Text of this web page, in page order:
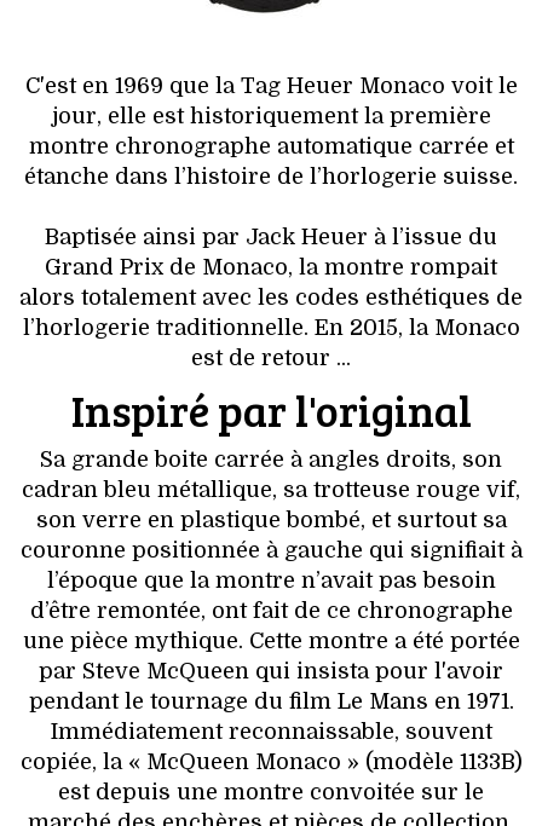
VOYAGES & LOISIRS
C'est en 1969 que la Tag Heuer Monaco voit le
jour, elle est historiquement la première
montre chronographe automatique carrée et
étanche dans l’histoire de l’horlogerie suisse.
Baptisée ainsi par Jack Heuer à l’issue du
Grand Prix de Monaco, la montre rompait
alors totalement avec les codes esthétiques de
l’horlogerie traditionnelle. En 2015, la Monaco
est de retour ...
Inspiré par l'original
Sa grande boite carrée à angles droits, son
cadran bleu métallique, sa trotteuse rouge vif,
son verre en plastique bombé, et surtout sa
couronne positionnée à gauche qui signifiait à
l’époque que la montre n’avait pas besoin
d’être remontée, ont fait de ce chronographe
une pièce mythique. Cette montre a été portée
par Steve McQueen qui insista pour l'avoir
pendant le tournage du film Le Mans en 1971.
Immédiatement reconnaissable, souvent
copiée, la « McQueen Monaco » (modèle 1133B)
est depuis une montre convoitée sur le